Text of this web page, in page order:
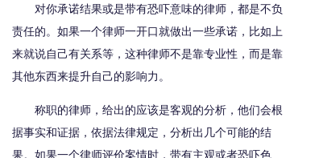
对你承诺结果或是带有恐吓意味的律师，都是不负
责任的。如果一个律师一开口就做出一些承诺，比如上
来就说自己有关系等，这种律师不是靠专业性，而是靠
其他东西来提升自己的影响力。
称职的律师，给出的应该是客观的分析，他们会根
据事实和证据，依据法律规定，分析出几个可能的结
果。如果一个律师评价案情时，带有主观或者恐吓色